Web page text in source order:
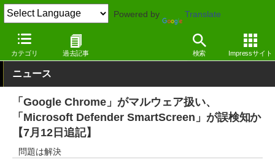
Powered by Translate
カテゴリ 過去記事 検索 Impressサイト
窓の杜 セキュリティ
ニュース
「Google Chrome」がマルウェア扱い、
「Microsoft Defender SmartScreen」が誤検知か
【7月12日追記】
問題は解決